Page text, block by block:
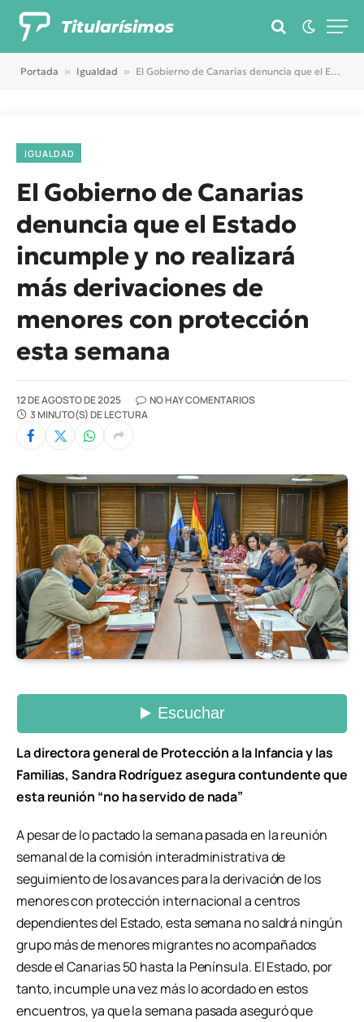
Titularísimos
Portada » Igualdad » El Gobierno de Canarias denuncia que el Estado incumple y no realizará más derivaciones de menores con protección esta semana
IGUALDAD
El Gobierno de Canarias
denuncia que el Estado
incumple y no realizará
más derivaciones de
menores con protección
esta semana
12 DE AGOSTO DE 2025
NO HAY COMENTARIOS
3 MINUTO(S) DE LECTURA
La directora general de Protección a la Infancia y las
Familias, Sandra Rodríguez asegura contundente que
esta reunión “no ha servido de nada”
A pesar de lo pactado la semana pasada en la reunión
semanal de la comisión interadministrativa de
seguimiento de los avances para la derivación de los
menores con protección internacional a centros
dependientes del Estado, esta semana no saldrá ningún
grupo más de menores migrantes no acompañados
desde el Canarias 50 hasta la Península. El Estado, por
tanto, incumple una vez más lo acordado en estos
encuentros, ya que la semana pasada aseguró que